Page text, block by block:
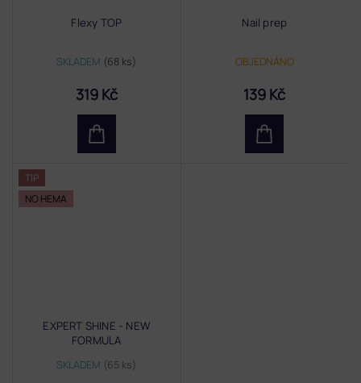
Flexy TOP
SKLADEM (68 ks)
319 Kč
Nail prep
OBJEDNÁNO
139 Kč
TIP
NO HEMA
EXPERT SHINE - NEW
FORMULA
SKLADEM (65 ks)